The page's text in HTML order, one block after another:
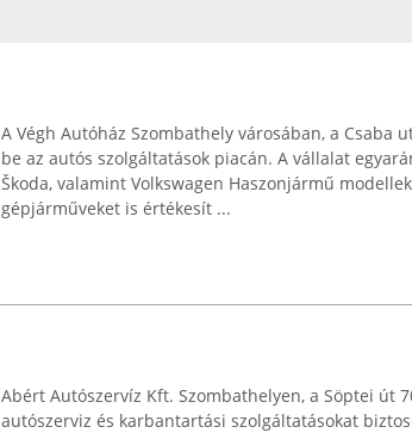
A Végh Autóház Szombathely városában, a Csaba
be az autós szolgáltatások piacán. A vállalat
Škoda, valamint Volkswagen Haszonjármű
gépjárműveket is értékesít ...
Abért Autószervíz Kft. Szombathelyen, a Söptei út
autószerviz és karbantartási szolgáltatásokat